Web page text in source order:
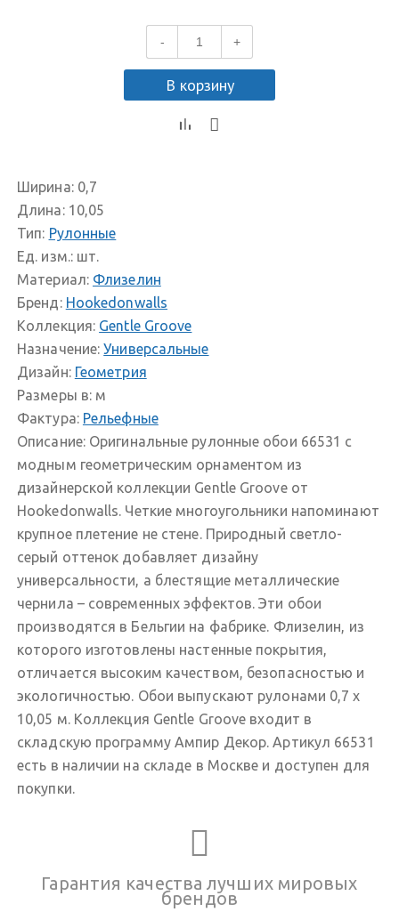
- +
В корзину
Ширина:0,7
Длина:10,05
Тип: Рулонные
Ед. изм.:шт.
Материал: Флизелин
Бренд: Hookedonwalls
Коллекция: Gentle Groove
Назначение: Универсальные
Дизайн: Геометрия
Размеры в: м
Фактура: Рельефные
Описание:Оригинальные рулонные обои 66531 с
модным геометрическим орнаментом из
дизайнерской коллекции Gentle Groove от
Hookedonwalls. Четкие многоугольники напоминают
крупное плетение не стене. Природный светло-
серый оттенок добавляет дизайну
универсальности, а блестящие металлические
чернила – современных эффектов. Эти обои
производятся в Бельгии на фабрике. Флизелин, из
которого изготовлены настенные покрытия,
отличается высоким качеством, безопасностью и
экологичностью. Обои выпускают рулонами 0,7 х
10,05 м. Коллекция Gentle Groove входит в
складскую программу Ампир Декор. Артикул 66531
есть в наличии на складе в Москве и доступен для
покупки.
Гарантия качества лучших мировых
брендов